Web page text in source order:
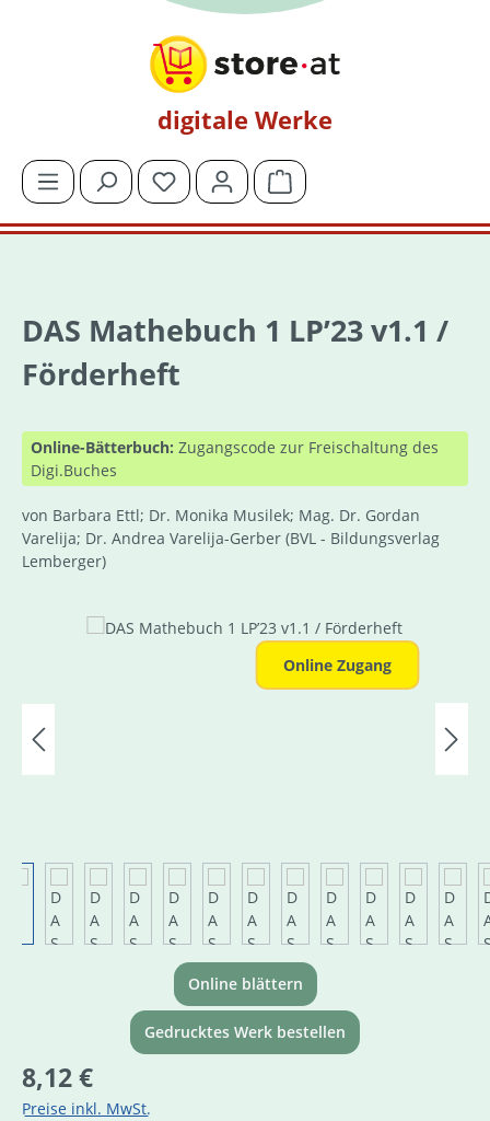
digitale Werke
Du hast 0 Produkte auf dem Merkzettel
Warenkorb enthält 0
DAS Mathebuch 1 LP’23 v1.1 /
Förderheft
Online-Bätterbuch: Zugangscode zur Freischaltung des
Digi.Buches
von Barbara Ettl; Dr. Monika Musilek; Mag. Dr. Gordan
Varelija; Dr. Andrea Varelija-Gerber (BVL - Bildungsverlag
Lemberger)
Bildergalerie überspringen
Online Zugang
Online blättern
Gedrucktes Werk bestellen
Regulärer Preis:
8,12 €
Preise inkl. MwSt.